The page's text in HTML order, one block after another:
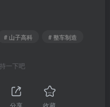
# 山子高科 # 整车制造
一下吧